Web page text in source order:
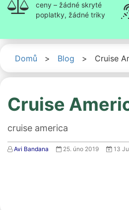
ceny – žádné skryté
poplatky, žádné triky
Domů > Blog > Cruise
Cruise
cruise america
Avi Bandana 25. úno 2019 13